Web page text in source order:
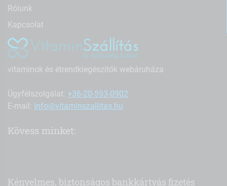
Rólunk
Kapcsolat
vitaminok és étrendkiegészítők webáruháza
Ügyfélszolgálat: +36-20-593-0902
E-mail: info@vitaminszallitas.hu
Kövess minket:
Kényelmes, biztonságos bankkártyás fizetés